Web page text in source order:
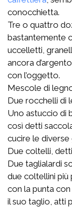
conocchietta.
Tre o quattro
bastantemente
uccelletti,
ancora
con l’oggetto.
Mescole di
Due rocchelli di
Uno astuccio di
così detti
cucire le diverse
Due coltelli,
Due taglialardi
due coltellini più
con la punta
il suo taglio, atti